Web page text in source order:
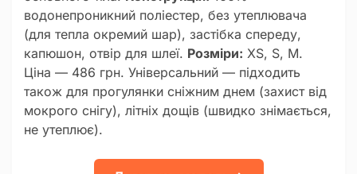
водонепроникний поліестер, без утеплювача
(для тепла окремий шар), застібка спереду,
капюшон, отвір для шлеї. Розміри: XS, S, M.
Ціна — 486 грн. Універсальний — підходить
також для прогулянки сніжним днем (захист від
мокрого снігу), літніх дощів (швидко знімається,
не утеплює).